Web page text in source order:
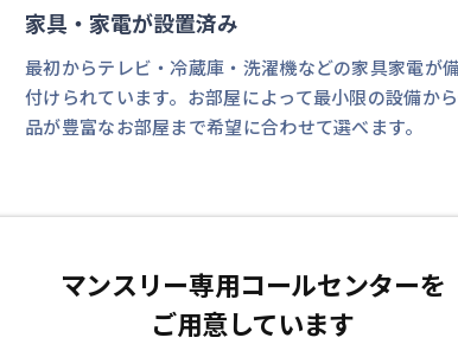
家具・家電が設置済み
最初からテレビ・冷蔵庫・洗濯機などの家具家電が
付けられています。お部屋によって最小限の設備か
品が豊富なお部屋まで希望に合わせて選べます。
マンスリー専用コールセンターを
ご用意しています